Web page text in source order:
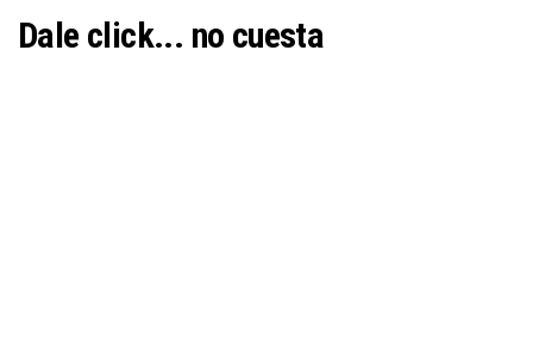
Dale click... no cuesta